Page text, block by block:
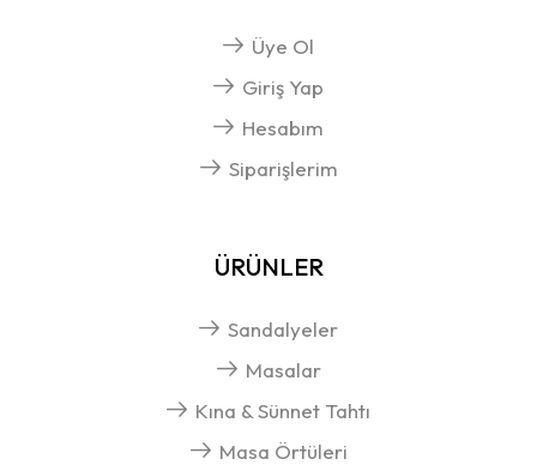
Üye Ol
Giriş Yap
Hesabım
Siparişlerim
ÜRÜNLER
Sandalyeler
Masalar
Kına & Sünnet Tahtı
Masa Örtüleri